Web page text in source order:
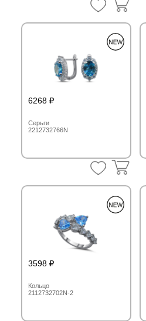
6268
Серьги
2212732766N
3598
Кольцо
2112732702N-2